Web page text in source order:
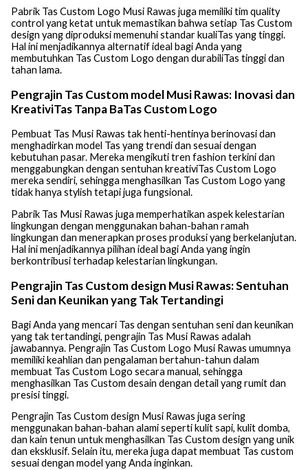
Pabrik Tas Custom Logo Musi Rawas juga memiliki tim quality
control yang ketat untuk memastikan bahwa setiap Tas Custom
design yang diproduksi memenuhi standar kualiTas yang tinggi.
Hal ini menjadikannya alternatif ideal bagi Anda yang
membutuhkan Tas Custom Logo dengan durabiliTas tinggi dan
tahan lama.
Pengrajin Tas Custom model Musi Rawas: Inovasi dan
KreativiTas Tanpa BaTas Custom Logo
Pembuat Tas Musi Rawas tak henti-hentinya berinovasi dan
menghadirkan model Tas yang trendi dan sesuai dengan
kebutuhan pasar. Mereka mengikuti tren fashion terkini dan
menggabungkan dengan sentuhan kreativiTas Custom Logo
mereka sendiri, sehingga menghasilkan Tas Custom Logo yang
tidak hanya stylish tetapi juga fungsional.
Pabrik Tas Musi Rawas juga memperhatikan aspek kelestarian
lingkungan dengan menggunakan bahan-bahan ramah
lingkungan dan menerapkan proses produksi yang berkelanjutan.
Hal ini menjadikannya pilihan ideal bagi Anda yang ingin
berkontribusi terhadap kelestarian lingkungan.
Pengrajin Tas Custom design Musi Rawas: Sentuhan
Seni dan Keunikan yang Tak Tertandingi
Bagi Anda yang mencari Tas dengan sentuhan seni dan keunikan
yang tak tertandingi, pengrajin Tas Musi Rawas adalah
jawabannya. Pengrajin Tas Custom Logo Musi Rawas umumnya
memiliki keahlian dan pengalaman bertahun-tahun dalam
membuat Tas Custom Logo secara manual, sehingga
menghasilkan Tas Custom desain dengan detail yang rumit dan
presisi tinggi.
Pengrajin Tas Custom design Musi Rawas juga sering
menggunakan bahan-bahan alami seperti kulit sapi, kulit domba,
dan kain tenun untuk menghasilkan Tas Custom design yang unik
dan eksklusif. Selain itu, mereka juga dapat membuat Tas custom
sesuai dengan model yang Anda inginkan.